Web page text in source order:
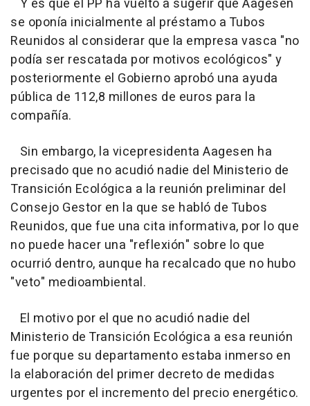
Y es que el PP ha vuelto a sugerir que Aagesen
se oponía inicialmente al préstamo a Tubos
Reunidos al considerar que la empresa vasca "no
podía ser rescatada por motivos ecológicos" y
posteriormente el Gobierno aprobó una ayuda
pública de 112,8 millones de euros para la
compañía.
Sin embargo, la vicepresidenta Aagesen ha
precisado que no acudió nadie del Ministerio de
Transición Ecológica a la reunión preliminar del
Consejo Gestor en la que se habló de Tubos
Reunidos, que fue una cita informativa, por lo que
no puede hacer una "reflexión" sobre lo que
ocurrió dentro, aunque ha recalcado que no hubo
"veto" medioambiental.
El motivo por el que no acudió nadie del
Ministerio de Transición Ecológica a esa reunión
fue porque su departamento estaba inmerso en
la elaboración del primer decreto de medidas
urgentes por el incremento del precio energético.